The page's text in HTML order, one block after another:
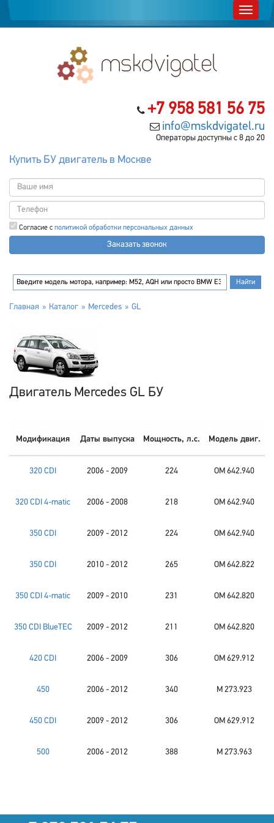
+7 958 581 56 75
info@mskdvigatel.ru
Операторы доступны с 8 до 20
Купить БУ двигатель в Москве
Согласие с политикой обработки персональных данных
Заказать звонок
Главная Каталог Mercedes GL
Двигатель Mercedes GL БУ
Модификация Даты выпуска Мощность, л.с. Модель двиг.
320 CDI 2006 - 2009 224 OM 642.940
320 CDI 4-matic 2006 - 2008 218 OM 642.940
350 CDI 2009 - 2012 224 OM 642.940
350 CDI 2010 - 2012 265 OM 642.822
350 CDI 4-matic 2009 - 2010 231 OM 642.820
350 CDI BlueTEC 2009 - 2012 211 OM 642.820
420 CDI 2006 - 2009 306 OM 629.912
450 2006 - 2012 340 M 273.923
450 CDI 2009 - 2012 306 OM 629.912
500 2006 - 2012 388 M 273.963